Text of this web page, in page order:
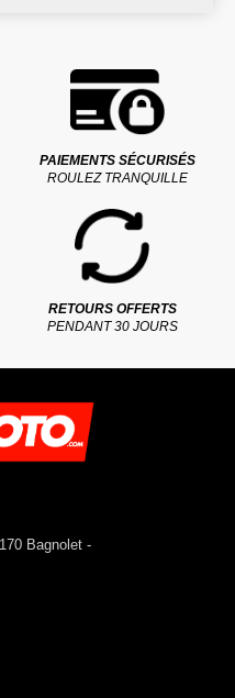
PAIEMENTS SÉCURISÉS
ROULEZ TRANQUILLE
RETOURS OFFERTS
PENDANT 30 JOURS
Bagnolet -